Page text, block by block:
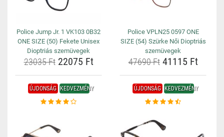
Police Jump Jr. 1 VK103 0B32
ONE SIZE (50) Fekete Unisex
Dioptriás szemüvegek
23035 Ft22075 Ft
Police VPLN25 0597 ONE
SIZE (54) Szürke Női Dioptriás
szemüvegek
47690 Ft41115 Ft
ÚJDONSÁG KEDVEZMÉNY ÚJDONSÁG KEDVEZMÉNY